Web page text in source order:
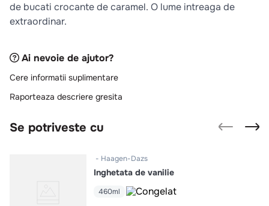
de bucati crocante de caramel. O lume intreaga de
extraordinar.
Ai nevoie de ajutor?
Cere informatii suplimentare
Raporteaza descriere gresita
Se potriveste cu
Haagen-Dazs
Inghetata de vanilie
460ml